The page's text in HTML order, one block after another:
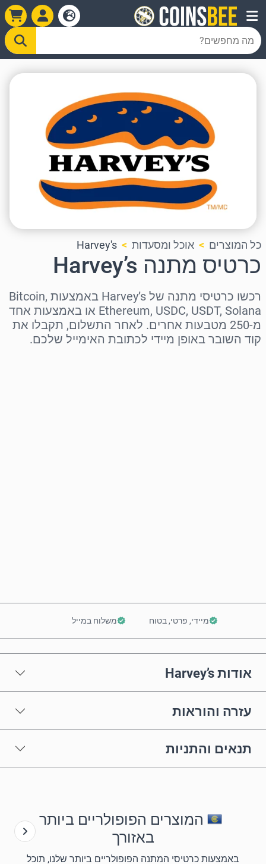
כל המוצרים אוכל ומסעדות Harvey's
כרטיס מתנה Harvey’s
רכשו כרטיסי מתנה של Harvey’s באמצעות Bitcoin,
Ethereum, USDC, USDT, Solana או באמצעות אחד
מ-250 מטבעות אחרים. לאחר התשלום, תקבלו את
קוד השובר באופן מיידי לכתובת האימייל שלכם.
מיידי, פרטי, בטוח משלוח במייל
אודות Harvey’s
עזרה והוראות
תנאים והתניות
המוצרים הפופולריים ביותר
באזורך
באמצעות כרטיסי המתנה הפופולריים ביותר שלנו, תוכל